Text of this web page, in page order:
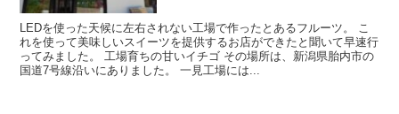
LEDを使った天候に左右されない工場で作ったとあるフルーツ。 こ
れを使って美味しいスイーツを提供するお店ができたと聞いて早速行
ってみました。 工場育ちの甘いイチゴ その場所は、新潟県胎内市の
国道7号線沿いにありました。 一見工場には...